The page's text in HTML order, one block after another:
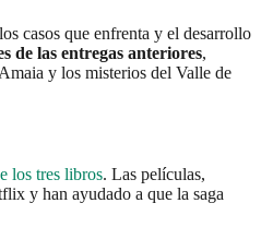
casos que enfrenta y el desarrollo
de las entregas anteriores,
y los misterios del Valle de
los tres libros. Las películas,
y han ayudado a que la saga